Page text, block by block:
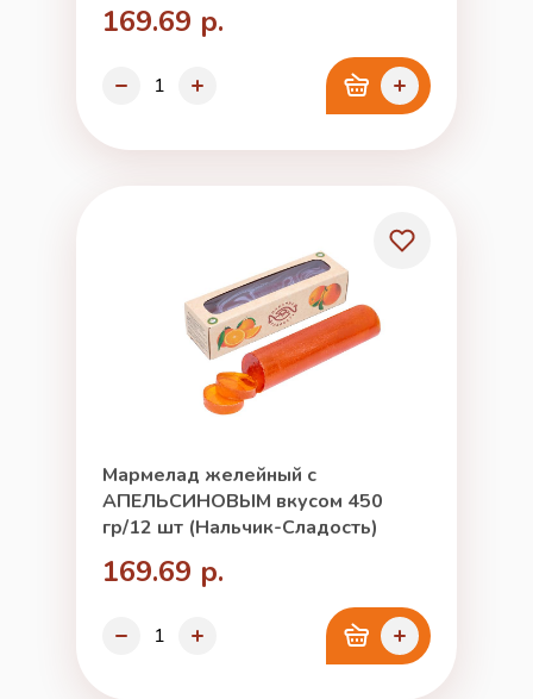
169.69 р.
Мармелад желейный с
АПЕЛЬСИНОВЫМ вкусом 450
гр/12 шт (Нальчик-Сладость)
169.69 р.